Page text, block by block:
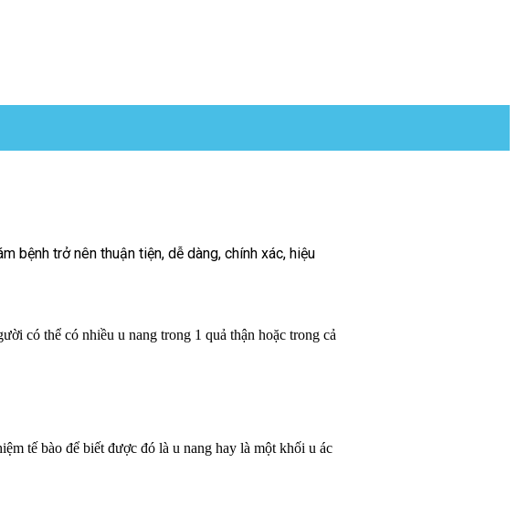
bệnh trở nên thuận tiện, dễ dàng, chính xác, hiệu
thể có nhiều u nang trong 1 quả thận hoặc trong cả
tế bào để biết được đó là u nang hay là một khối u ác